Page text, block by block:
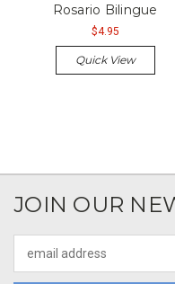
Rosario Bilingue
$4.95
Quick View
JOIN OUR
Address